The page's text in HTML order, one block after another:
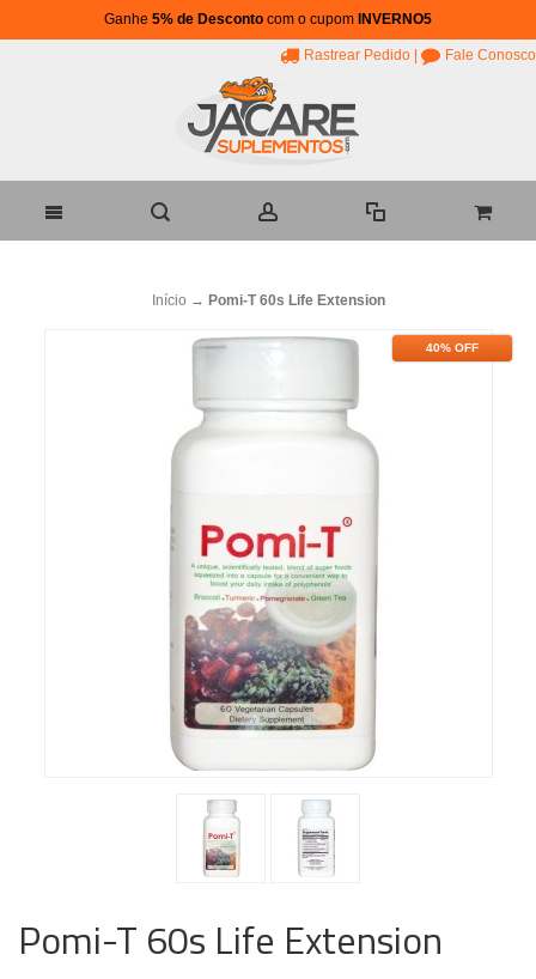
Ganhe 5% de Desconto com o cupom INVERNO5
Rastrear Pedido Fale Conosco
Início → Pomi-T 60s Life Extension
40% OFF
Pomi-T 60s Life Extension